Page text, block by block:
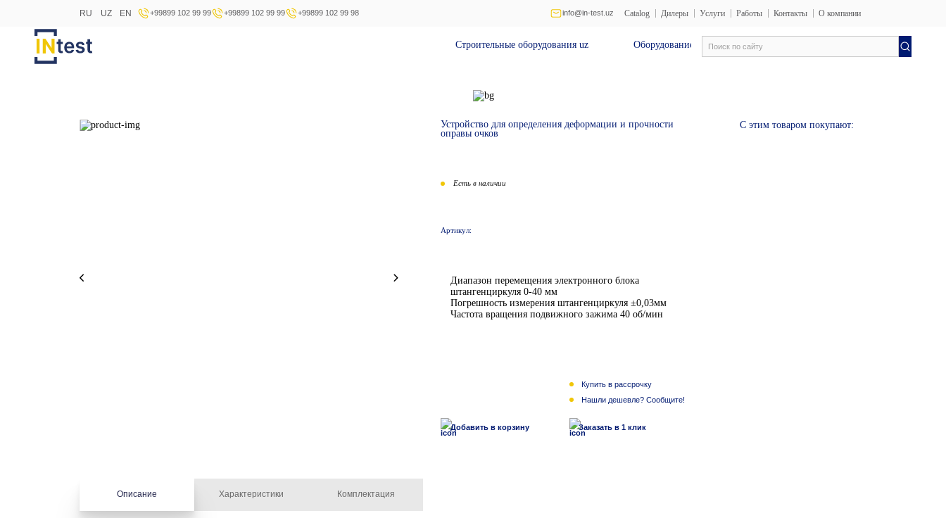
RU UZ EN +99899 102 99 99 +99899 102 99 99 +99899 102 99 98 info@in-test.uz Catalog Дилеры Услуги Работы Контакты О компании
Строительные оборудования uz Оборудование uz Электротехника лаборатория
Устройство для определения деформации и прочности
оправы очков
Есть в наличии
Артикул:
Диапазон перемещения электронного блока
штангенциркуля 0-40 мм
Погрешность измерения штангенциркуля ±0,03мм
Частота вращения подвижного зажима 40 об/мин
Купить в рассрочку
Нашли дешевле? Сообщите!
Добавить в корзину Заказать в 1 клик
Описание Характеристики Комплектация
С этим товаром покупают: